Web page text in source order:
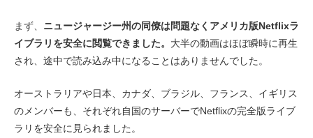
まず、 ニュージャージー州の同僚は問題なくアメリカ版Netflixラ
イブラリを安全に閲覧できました。 大半の動画はほぼ瞬時に再生
され、途中で読み込み中になることはありませんでした。
オーストラリアや日本、カナダ、ブラジル、フランス、イギリス
のメンバーも、それぞれ自国のサーバーでNetflixの完全版ライブ
ラリを安全に見られました。